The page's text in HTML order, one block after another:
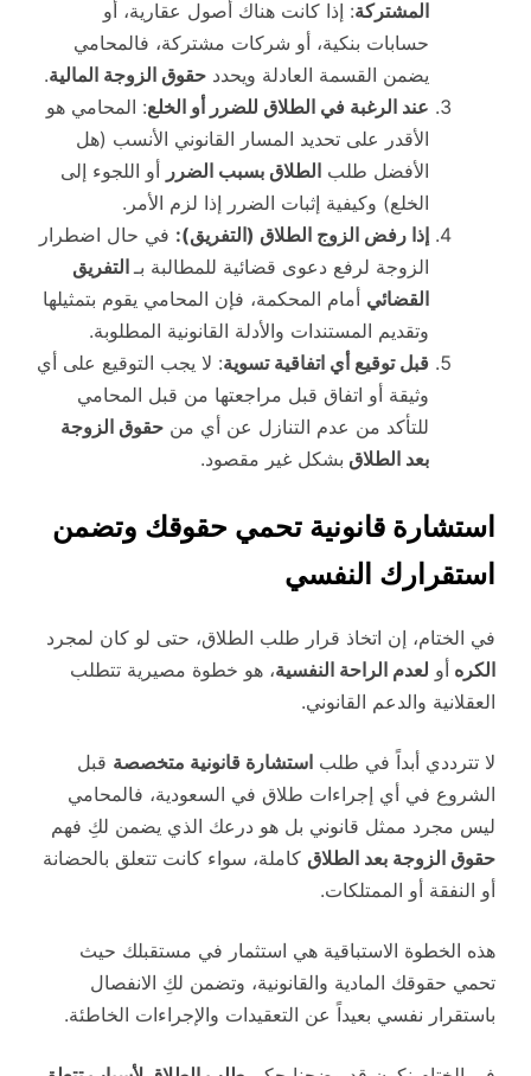
المشتركة: إذا كانت هناك أصول عقارية، أو
حسابات بنكية، أو شركات مشتركة، فالمحامي
يضمن القسمة العادلة ويحدد حقوق الزوجة المالية.
عند الرغبة في الطلاق للضرر أو الخلع: المحامي هو
الأقدر على تحديد المسار القانوني الأنسب (هل
الأفضل طلب الطلاق بسبب الضرر أو اللجوء إلى
الخلع) وكيفية إثبات الضرر إذا لزم الأمر.
إذا رفض الزوج الطلاق (التفريق): في حال اضطرار
الزوجة لرفع دعوى قضائية للمطالبة بـالتفريق
القضائي أمام المحكمة، فإن المحامي يقوم بتمثيلها
وتقديم المستندات والأدلة القانونية المطلوبة.
قبل توقيع أي اتفاقية تسوية: لا يجب التوقيع على أي
وثيقة أو اتفاق قبل مراجعتها من قبل المحامي
للتأكد من عدم التنازل عن أي من حقوق الزوجة
بعد الطلاق بشكل غير مقصود.
استشارة قانونية تحمي حقوقك وتضمن
استقرارك النفسي
في الختام، إن اتخاذ قرار طلب الطلاق، حتى لو كان لمجرد
الكره أو لعدم الراحة النفسية، هو خطوة مصيرية تتطلب
العقلانية والدعم القانوني.
لا تترددي أبداً في طلب استشارة قانونية متخصصة قبل
الشروع في أي إجراءات طلاق في السعودية، فالمحامي
ليس مجرد ممثل قانوني بل هو درعك الذي يضمن لكِ فهم
حقوق الزوجة بعد الطلاق كاملة، سواء كانت تتعلق بالحضانة
أو النفقة أو الممتلكات.
هذه الخطوة الاستباقية هي استثمار في مستقبلك حيث
تحمي حقوقك المادية والقانونية، وتضمن لكِ الانفصال
باستقرار نفسي بعيداً عن التعقيدات والإجراءات الخاطئة.